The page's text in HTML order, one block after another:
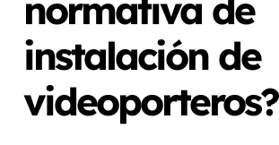
instalación de
videoporteros?